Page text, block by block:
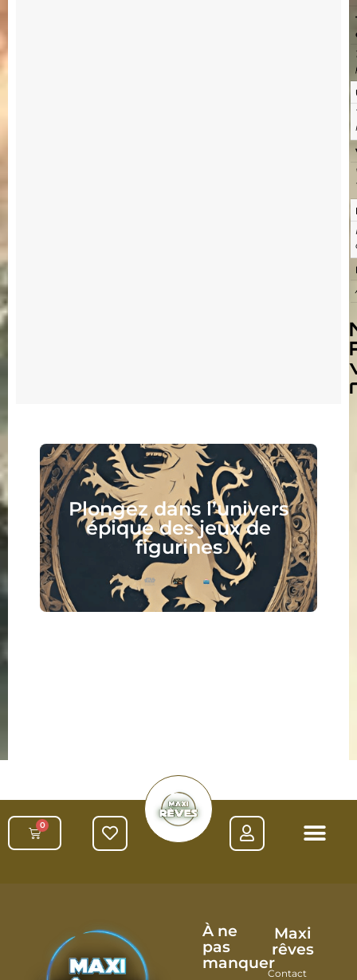
Collectionnez, assemblez,
peignez, jouez, lisez :
votre nouveau hobby vous
attend !
0
À ne
pas
manquer
Maxi
rêves
Contact